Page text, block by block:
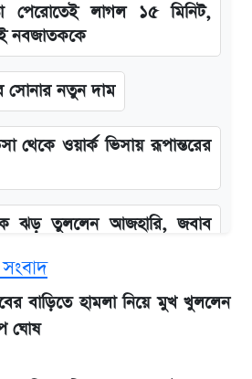
পেরোতেই লাগল ১৫ মিনিট,
নবজাতককে
সোনার নতুন দাম
থেকে ওয়ার্ক ভিসায় রূপান্তরের
ঝড় তুললেন আজহারি, জবাব
বললেন সজীব ওয়াজেদ জয়
কিন্তু দেখা গেল না শেখ
বাড়িতে হামলা নিয়ে মুখ খুললেন
ঘোষ